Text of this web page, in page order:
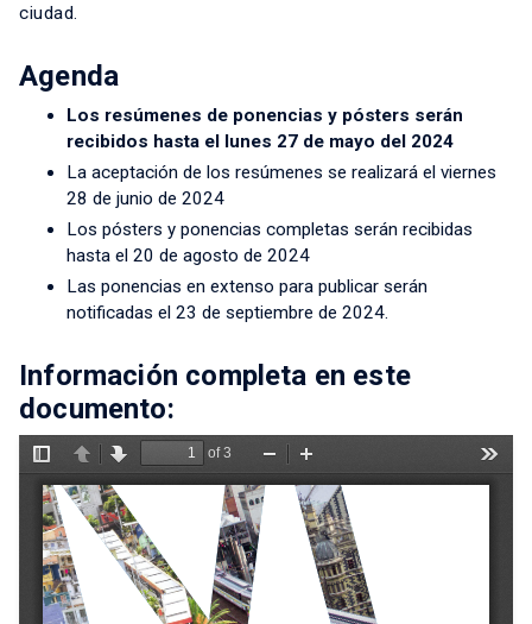
ciudad.
Agenda
Los resúmenes de ponencias y pósters serán
recibidos hasta el lunes 27 de mayo del 2024
La aceptación de los resúmenes se realizará el viernes
28 de junio de 2024
Los pósters y ponencias completas serán recibidas
hasta el 20 de agosto de 2024
Las ponencias en extenso para publicar serán
notificadas el 23 de septiembre de 2024.
Información completa en este
documento: